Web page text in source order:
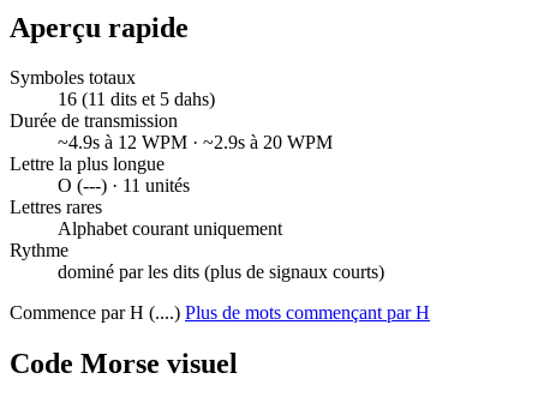
Aperçu rapide
Symboles totaux
16 (11 dits et 5 dahs)
Durée de transmission
~4.9s à 12 WPM · ~2.9s à 20 WPM
Lettre la plus longue
O (---) · 11 unités
Lettres rares
Alphabet courant uniquement
Rythme
dominé par les dits (plus de signaux courts)
Commence par H (....) Plus de mots commençant par H
Code Morse visuel